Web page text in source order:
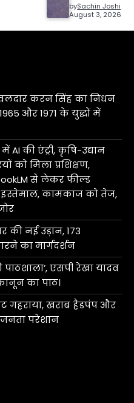
bySachin Joshi
August 3, 2026
करन सिंह का निधन
और 1971 के युद्धों में
की एंट्री, कृषि-उद्यान
को मिला प्रशिक्षण,
से लेकर फील्ड
इस्तेमाल, कामकाज को तेज,
की नई उड़ान, 173
का मार्गदर्शन
एसपी रेखा यादव
का पाठ।
गहराया, खराब हैंडपंप और
परेशान